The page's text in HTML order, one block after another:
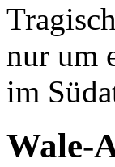
nur um
im
Wale-